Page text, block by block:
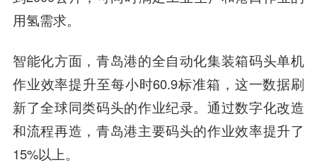
用氢需求。
智能化方面，青岛港的全自动化集装箱码头单机
作业效率提升至每小时60.9标准箱，这一数据刷
新了全球同类码头的作业纪录。通过数字化改造
和流程再造，青岛港主要码头的作业效率提升了
15%以上。